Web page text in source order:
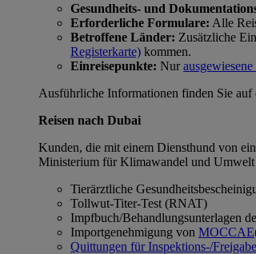
Gesundheits- und
Erforderliche Formulare: Alle
Betroffene Länder: Zusätzliche
Registerkarte) kommen.
Einreisepunkte: Nur
Ausführliche Informationen finden Sie
Reisen nach Dubai
Kunden, die mit einem Diensthund von
Ministerium für Klimawandel und
Tierärztliche
Tollwut-Titer-Test (RNAT)
Impfbuch/Behandlungsunterlagen
Importgenehmigung von MOCCAE
Quittungen für Inspektions-/